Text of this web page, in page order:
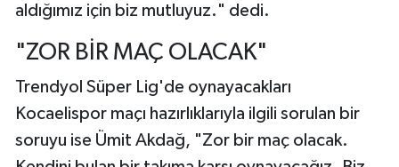
aldığımız için biz mutluyuz." dedi.
"ZOR BİR MAÇ OLACAK"
Trendyol Süper Lig'de oynayacakları
Kocaelispor maçı hazırlıklarıyla ilgili sorulan bir
soruyu ise Ümit Akdağ, "Zor bir maç olacak.